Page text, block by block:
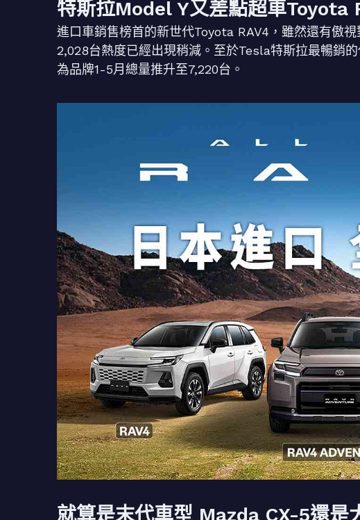
特斯拉Model Y又差點超車Toyota
進口車銷售榜首的新世代Toyota RAV4，雖然還有傲
2,028台熱度已經出現稍減。至於Tesla特斯拉最暢銷
為品牌1-5月總量推升至7,220台。
就算是末代車型 Mazda CX-5還是